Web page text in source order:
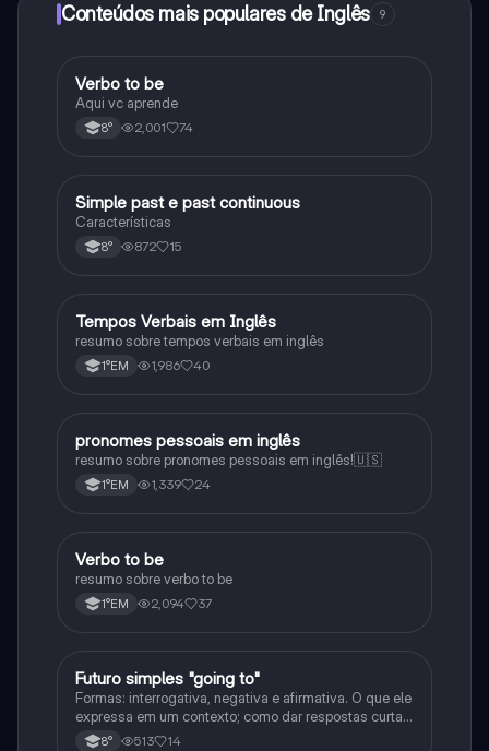
Conteúdos mais populares de Inglês 9
Inglês
Verbo to be
Aqui vc aprende
8° 2,001 74
Inglês
Simple past e past continuous
Características
8° 872 15
Inglês
Tempos Verbais em Inglês
resumo sobre tempos verbais em inglês
1°EM 1,986 40
Inglês
pronomes pessoais em inglês
resumo sobre pronomes pessoais em inglês!🇺🇸
1°EM 1,339 24
Inglês
Verbo to be
resumo sobre verbo to be
1°EM 2,094 37
Inglês
Futuro simples "going to"
Formas: interrogativa, negativa e afirmativa. O que ele
expressa em um contexto; como dar respostas curtas
em uma frase, e as junções com o verbo to be
8° 513 14